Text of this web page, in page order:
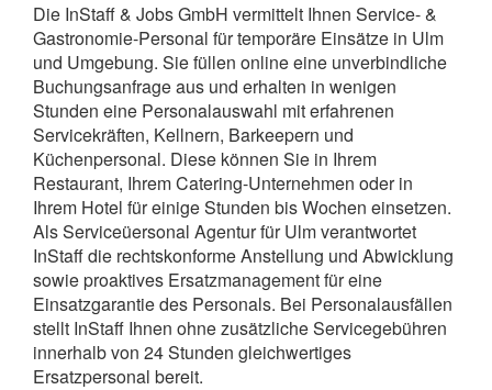
Die InStaff & Jobs GmbH vermittelt Ihnen Service- &
Gastronomie-Personal für temporäre Einsätze in Ulm
und Umgebung. Sie füllen online eine unverbindliche
Buchungsanfrage aus und erhalten in wenigen
Stunden eine Personalauswahl mit erfahrenen
Servicekräften, Kellnern, Barkeepern und
Küchenpersonal. Diese können Sie in Ihrem
Restaurant, Ihrem Catering-Unternehmen oder in
Ihrem Hotel für einige Stunden bis Wochen einsetzen.
Als Serviceüersonal Agentur für Ulm verantwortet
InStaffdie rechtskonforme Anstellung und Abwicklung
sowie proaktives Ersatzmanagement für eine
Einsatzgarantie des Personals. Bei Personalausfällen
stellt InStaff Ihnen ohne zusätzliche Servicegebühren
innerhalb von 24 Stunden gleichwertiges
Ersatzpersonal bereit.